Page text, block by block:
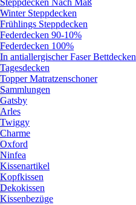
Steppdecken Nach Maß
Winter Steppdecken
Frühlings Steppdecken
Federdecken 90-10%
Federdecken 100%
In antiallergischer Faser Bettdecken
Tagesdecken
Topper Matratzenschoner
Sammlungen
Gatsby
Arles
Twiggy
Charme
Oxford
Ninfea
Kissenartikel
Kopfkissen
Dekokissen
Kissenbezüge